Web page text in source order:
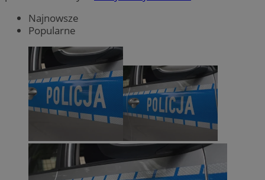
Najnowsze
Popularne